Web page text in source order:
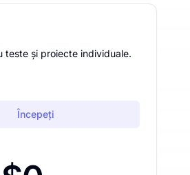
teste și proiecte individuale.
Începeți